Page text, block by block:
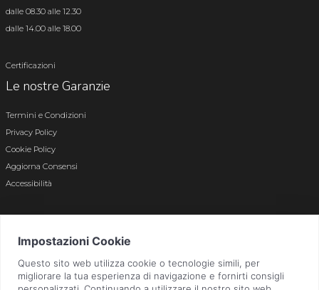
dalle 08.30 alle 12.30
dalle 14.00 alle 18.00
Certificazioni
Le nostre Garanzie
Termini e Condizioni
Privacy Policy
Cookie Policy
Aggiorna Consensi
Accessibilità
Bergamo n. 01496180165 · Capitale Sociale i.v. € 800.000,00